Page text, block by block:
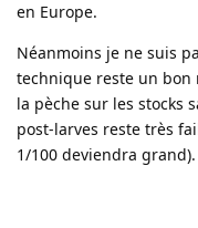
en Europe.
Néanmoins je ne suis
technique reste un bon
la pèche sur les stocks
post-larves reste très
1/100 deviendra grand).